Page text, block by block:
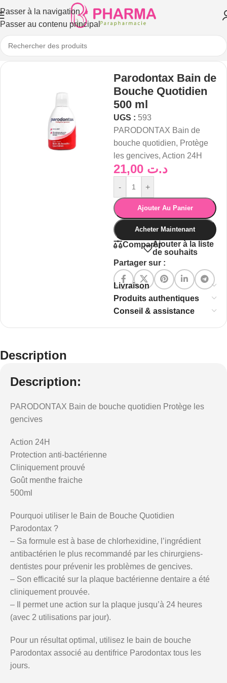
Passer à la navigation
Passer au contenu principal
Parodontax Bain de
Bouche Quotidien
500 ml
UGS : 593
PARODONTAX Bain de
bouche quotidien, Protège
les gencives, Action 24H
د.ت
- +
Ajouter Au Panier
Acheter Maintenant
ComparerAjouter à la liste
de souhaits
Partager sur :
Livraison
Produits authentiques
Conseil & assistance
Description
Description:
PARODONTAX Bain de bouche quotidien Protège les
gencives
Action 24H
Protection anti-bactérienne
Cliniquement prouvé
Goût menthe fraiche
500ml
Pourquoi utiliser le Bain de Bouche Quotidien
Parodontax ?
– Sa formule est à base de chlorhexidine, l’ingrédient
antibactérien le plus recommandé par les chirurgiens-
dentistes pour prévenir les problèmes de gencives.
– Son efficacité sur la plaque bactérienne dentaire a été
cliniquement prouvée.
– Il permet une action sur la plaque jusqu’à 24 heures
(avec 2 utilisations par jour).
Pour un résultat optimal, utilisez le bain de bouche
Parodontax associé au dentifrice Parodontax tous les
jours.